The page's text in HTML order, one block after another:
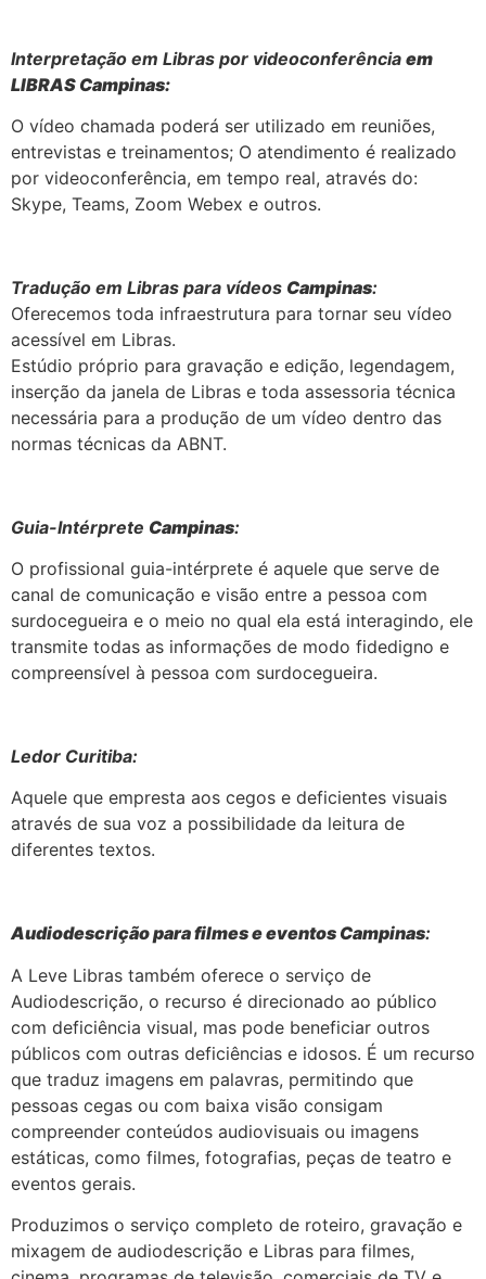
Interpretação em Libras por videoconferência em
LIBRAS Campinas:
O vídeo chamada poderá ser utilizado em reuniões,
entrevistas e treinamentos; O atendimento é realizado
por videoconferência, em tempo real, através do:
Skype, Teams, Zoom Webex e outros.
Tradução em Libras para vídeos Campinas:
Oferecemos toda infraestrutura para tornar seu vídeo
acessível em Libras.
Estúdio próprio para gravação e edição, legendagem,
inserção da janela de Libras e toda assessoria técnica
necessária para a produção de um vídeo dentro das
normas técnicas da ABNT.
Guia-Intérprete Campinas:
O profissional guia-intérprete é aquele que serve de
canal de comunicação e visão entre a pessoa com
surdocegueira e o meio no qual ela está interagindo, ele
transmite todas as informações de modo fidedigno e
compreensível à pessoa com surdocegueira.
Ledor Curitiba:
Aquele que empresta aos cegos e deficientes visuais
através de sua voz a possibilidade da leitura de
diferentes textos.
Audiodescrição para filmes e eventos Campinas:
A Leve Libras também oferece o serviço de
Audiodescrição, o recurso é direcionado ao público
com deficiência visual, mas pode beneficiar outros
públicos com outras deficiências e idosos. É um recurso
que traduz imagens em palavras, permitindo que
pessoas cegas ou com baixa visão consigam
compreender conteúdos audiovisuais ou imagens
estáticas, como filmes, fotografias, peças de teatro e
eventos gerais.
Produzimos o serviço completo de roteiro, gravação e
mixagem de audiodescrição e Libras para filmes,